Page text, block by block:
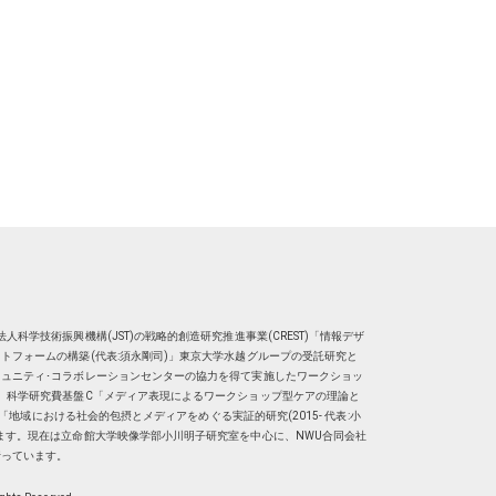
人科学技術振興機構(JST)の戦略的創造研究推進事業(CREST)「情報デザ
フォームの構築(代表:須永剛司)」東京大学水越グループの受託研究と
ニティ･コラボレーションセンターの協力を得て実施したワークショッ
科学研究費基盤C「メディア表現によるワークショップ型ケアの理論と
地域における社会的包摂とメディアをめぐる実証的研究(2015- 代表:小
す。現在は立命館大学映像学部小川明子研究室を中心に、
NWU合同会社
ています。